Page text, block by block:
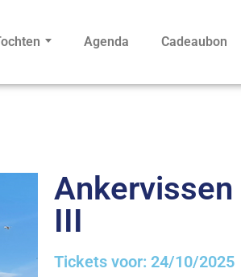
Agenda Cadeaubon
Ankervissen
III
Tickets voor: 24/10/2025